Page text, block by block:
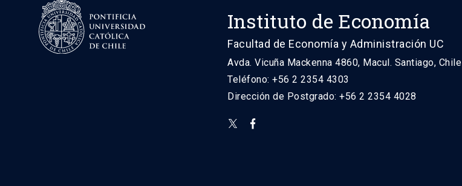
Instituto de Economía
Facultad de Economía y Administración UC
Avda. Vicuña Mackenna 4860, Macul. Santiago, Chile
Teléfono: +56 2 2354 4303
Dirección de Postgrado: +56 2 2354 4028